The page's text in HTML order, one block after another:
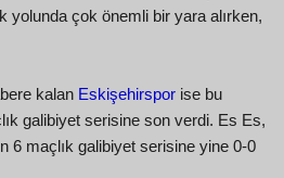
yolunda çok önemli bir yara alırken,
kalan Eskişehirspor ise bu
galibiyet serisine son verdi. Es Es,
6 maçlık galibiyet serisine yine 0-0